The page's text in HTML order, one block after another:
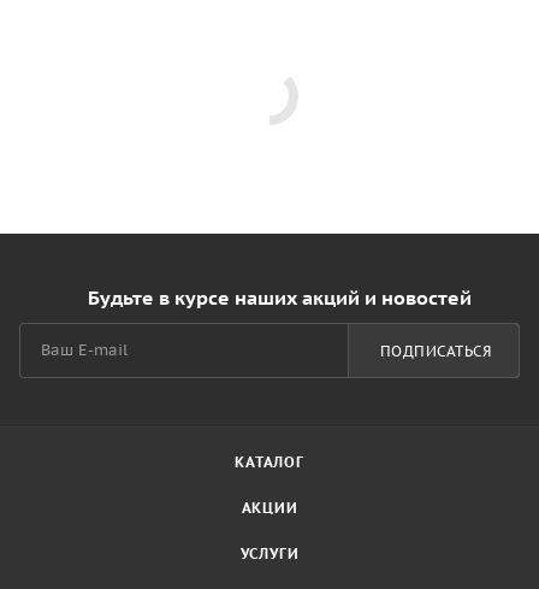
Будьте в курсе наших акций и новостей
ПОДПИСАТЬСЯ
КАТАЛОГ
АКЦИИ
УСЛУГИ